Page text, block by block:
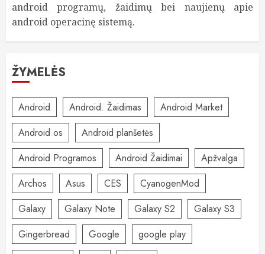
android programų, žaidimų bei naujienų apie
android operacinę sistemą.
ŽYMELĖS
Android Android. Žaidimas
Android Market
Android os
Android planšetės
Android Programos
Android Žaidimai
Apžvalga
Archos
Asus CES
CyanogenMod
Galaxy
Galaxy Note Galaxy S2
Galaxy S3
Gingerbread
Google
google play